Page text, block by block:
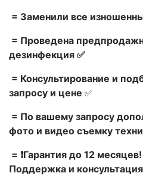
= Заменили все
= Проведена
дезинфекция ✅
= Консультирование и
запросу и цене ✅
= По вашему запросу
фото и видео съемку
= ❗Гарантия до 12
Поддержка и